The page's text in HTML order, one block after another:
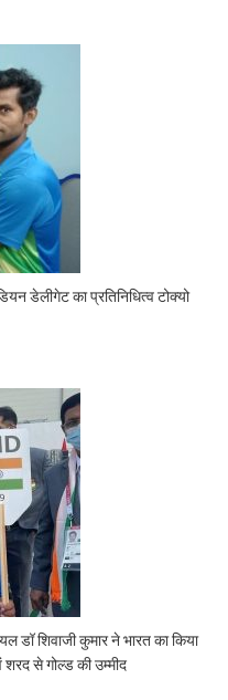
डेलीगेट का प्रतिनिधित्व टोक्यो
डॉ शिवाजी कुमार ने भारत का किया
से गोल्ड की उम्मीद